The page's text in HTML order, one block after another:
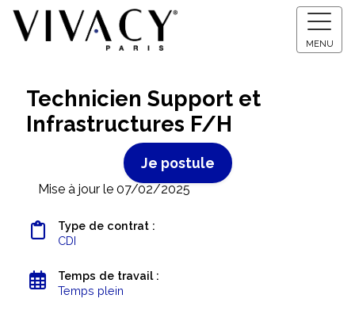
MENU
Technicien Support et
Infrastructures F/H
Je postule
Mise à jour le 07/02/2025
Type de contrat :
CDI
Temps de travail :
Temps plein